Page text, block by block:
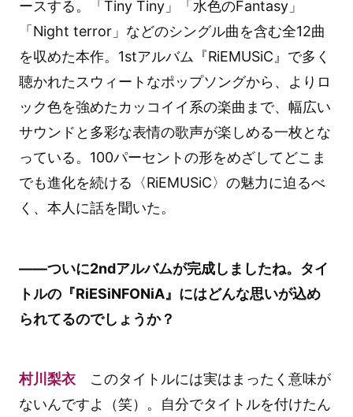
ースする。「Tiny Tiny」「水色のFantasy」
「Night terror」などのシングル曲を含む全12曲
を収めた本作。1stアルバム『RiEMUSiC』で多く
聴かれたスウィートなポップソングから、よりロ
ック色を強めたカッコイイ系の楽曲まで、幅広い
サウンドと多彩な表情の歌声が楽しめる一枚とな
っている。100パーセントの形をめざしてどこま
でも進化を続ける〈RiEMUSiC〉の魅力に迫るべ
く、本人に話を聞いた。
――ついに2ndアルバムが完成しましたね。タイ
トルの『RiESiNFONiA』にはどんな思いが込め
られてるのでしょうか？
村川梨衣このタイトルには実はまったく意味が
ないんですよ（笑）。自分でタイトルを付けたん